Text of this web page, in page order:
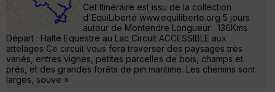
Cet Itinéraire est issu de la collection
d'EquiLiberté www.equiliberte.org 5 jours
autour de Montendre Longueur : 136Kms
Départ : Halte Equestre au Lac Circuit ACCESSIBLE aux
attelages Ce circuit vous fera traverser des paysages très
variés, entres vignes, petites parcelles de bois, champs et
prés, et des grandes forêts de pin maritime. Les chemins sont
larges, souve »